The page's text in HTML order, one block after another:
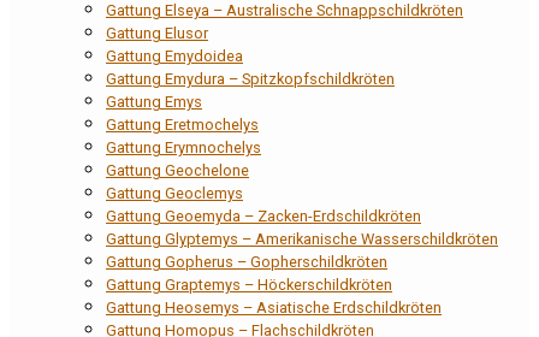
Gattung Elseya – Australische Schnappschildkröten
Gattung Elusor
Gattung Emydoidea
Gattung Emydura – Spitzkopfschildkröten
Gattung Emys
Gattung Eretmochelys
Gattung Erymnochelys
Gattung Geochelone
Gattung Geoclemys
Gattung Geoemyda – Zacken-Erdschildkröten
Gattung Glyptemys – Amerikanische Wasserschildkröten
Gattung Gopherus – Gopherschildkröten
Gattung Graptemys – Höckerschildkröten
Gattung Heosemys – Asiatische Erdschildkröten
Gattung Homopus – Flachschildkröten